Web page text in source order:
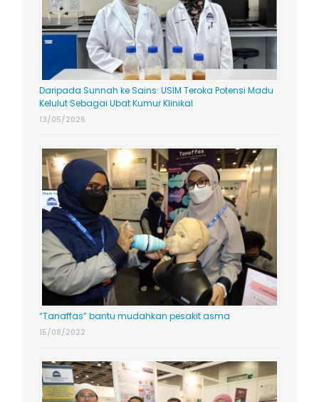
Daripada Sunnah ke Sains: USIM Teroka Potensi Madu
Kelulut Sebagai Ubat Kumur Klinikal
13/05/2026
“Tanaffas” bantu mudahkan pesakit asma
15/08/2022